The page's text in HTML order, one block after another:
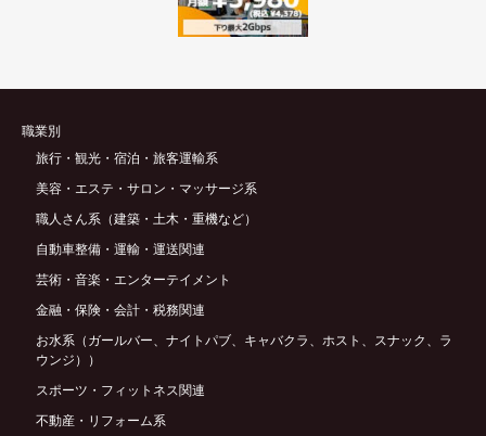
職業別
旅行・観光・宿泊・旅客運輸系
美容・エステ・サロン・マッサージ系
職人さん系（建築・土木・重機など）
自動車整備・運輸・運送関連
芸術・音楽・エンターテイメント
金融・保険・会計・税務関連
お水系（ガールバー、ナイトパブ、キャバクラ、ホスト、スナック、ラ
ウンジ））
スポーツ・フィットネス関連
不動産・リフォーム系